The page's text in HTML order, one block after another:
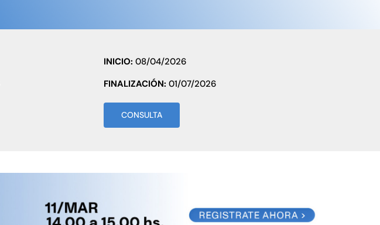
INICIO: 08/04/2026
FINALIZACIÓN: 01/07/2026
CONSULTA